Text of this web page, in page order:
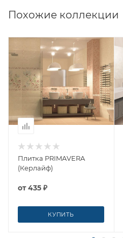
Похожие коллекции
Плитка PRIMAVERA
(Керлайф)
от435 ₽
КУПИТЬ